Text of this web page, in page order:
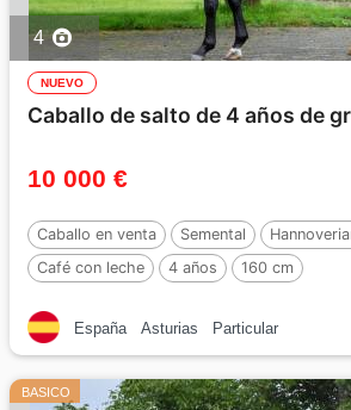
4
NUEVO
Caballo de salto de 4 años de
10 000 €
Caballo en venta Semental
Café con leche
4 años 160 cm
España Asturias Particular
BASICO